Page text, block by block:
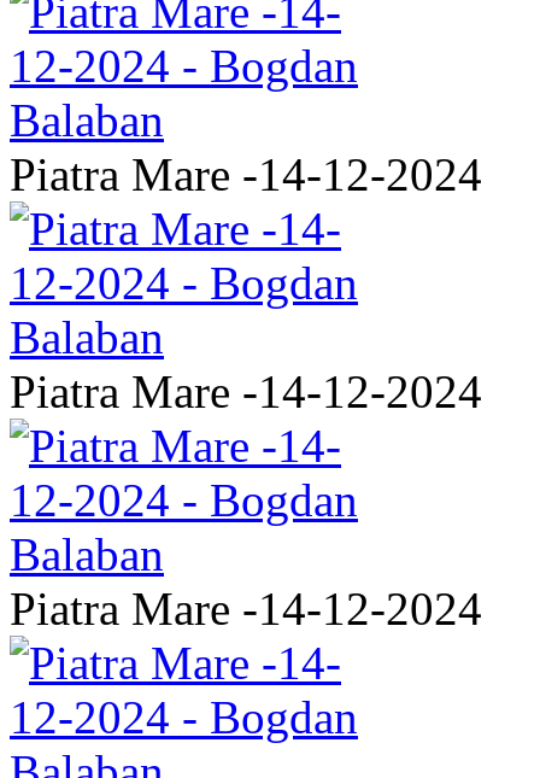
Piatra Mare -14-12-2024
Piatra Mare -14-12-2024
Piatra Mare -14-12-2024